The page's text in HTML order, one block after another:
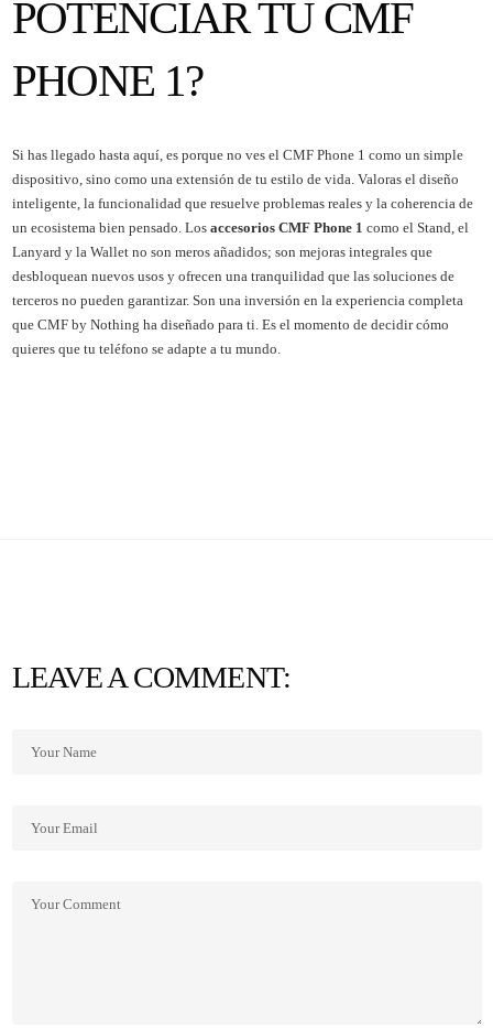
POTENCIAR TU CMF
PHONE 1?
Si has llegado hasta aquí, es porque no ves el CMF Phone 1 como un simple
dispositivo, sino como una extensión de tu estilo de vida. Valoras el diseño
inteligente, la funcionalidad que resuelve problemas reales y la coherencia de
un ecosistema bien pensado. Los accesorios CMF Phone 1 como el Stand, el
Lanyard y la Wallet no son meros añadidos; son mejoras integrales que
desbloquean nuevos usos y ofrecen una tranquilidad que las soluciones de
terceros no pueden garantizar. Son una inversión en la experiencia completa
que CMF by Nothing ha diseñado para ti. Es el momento de decidir cómo
quieres que tu teléfono se adapte a tu mundo.
LEAVE A COMMENT: